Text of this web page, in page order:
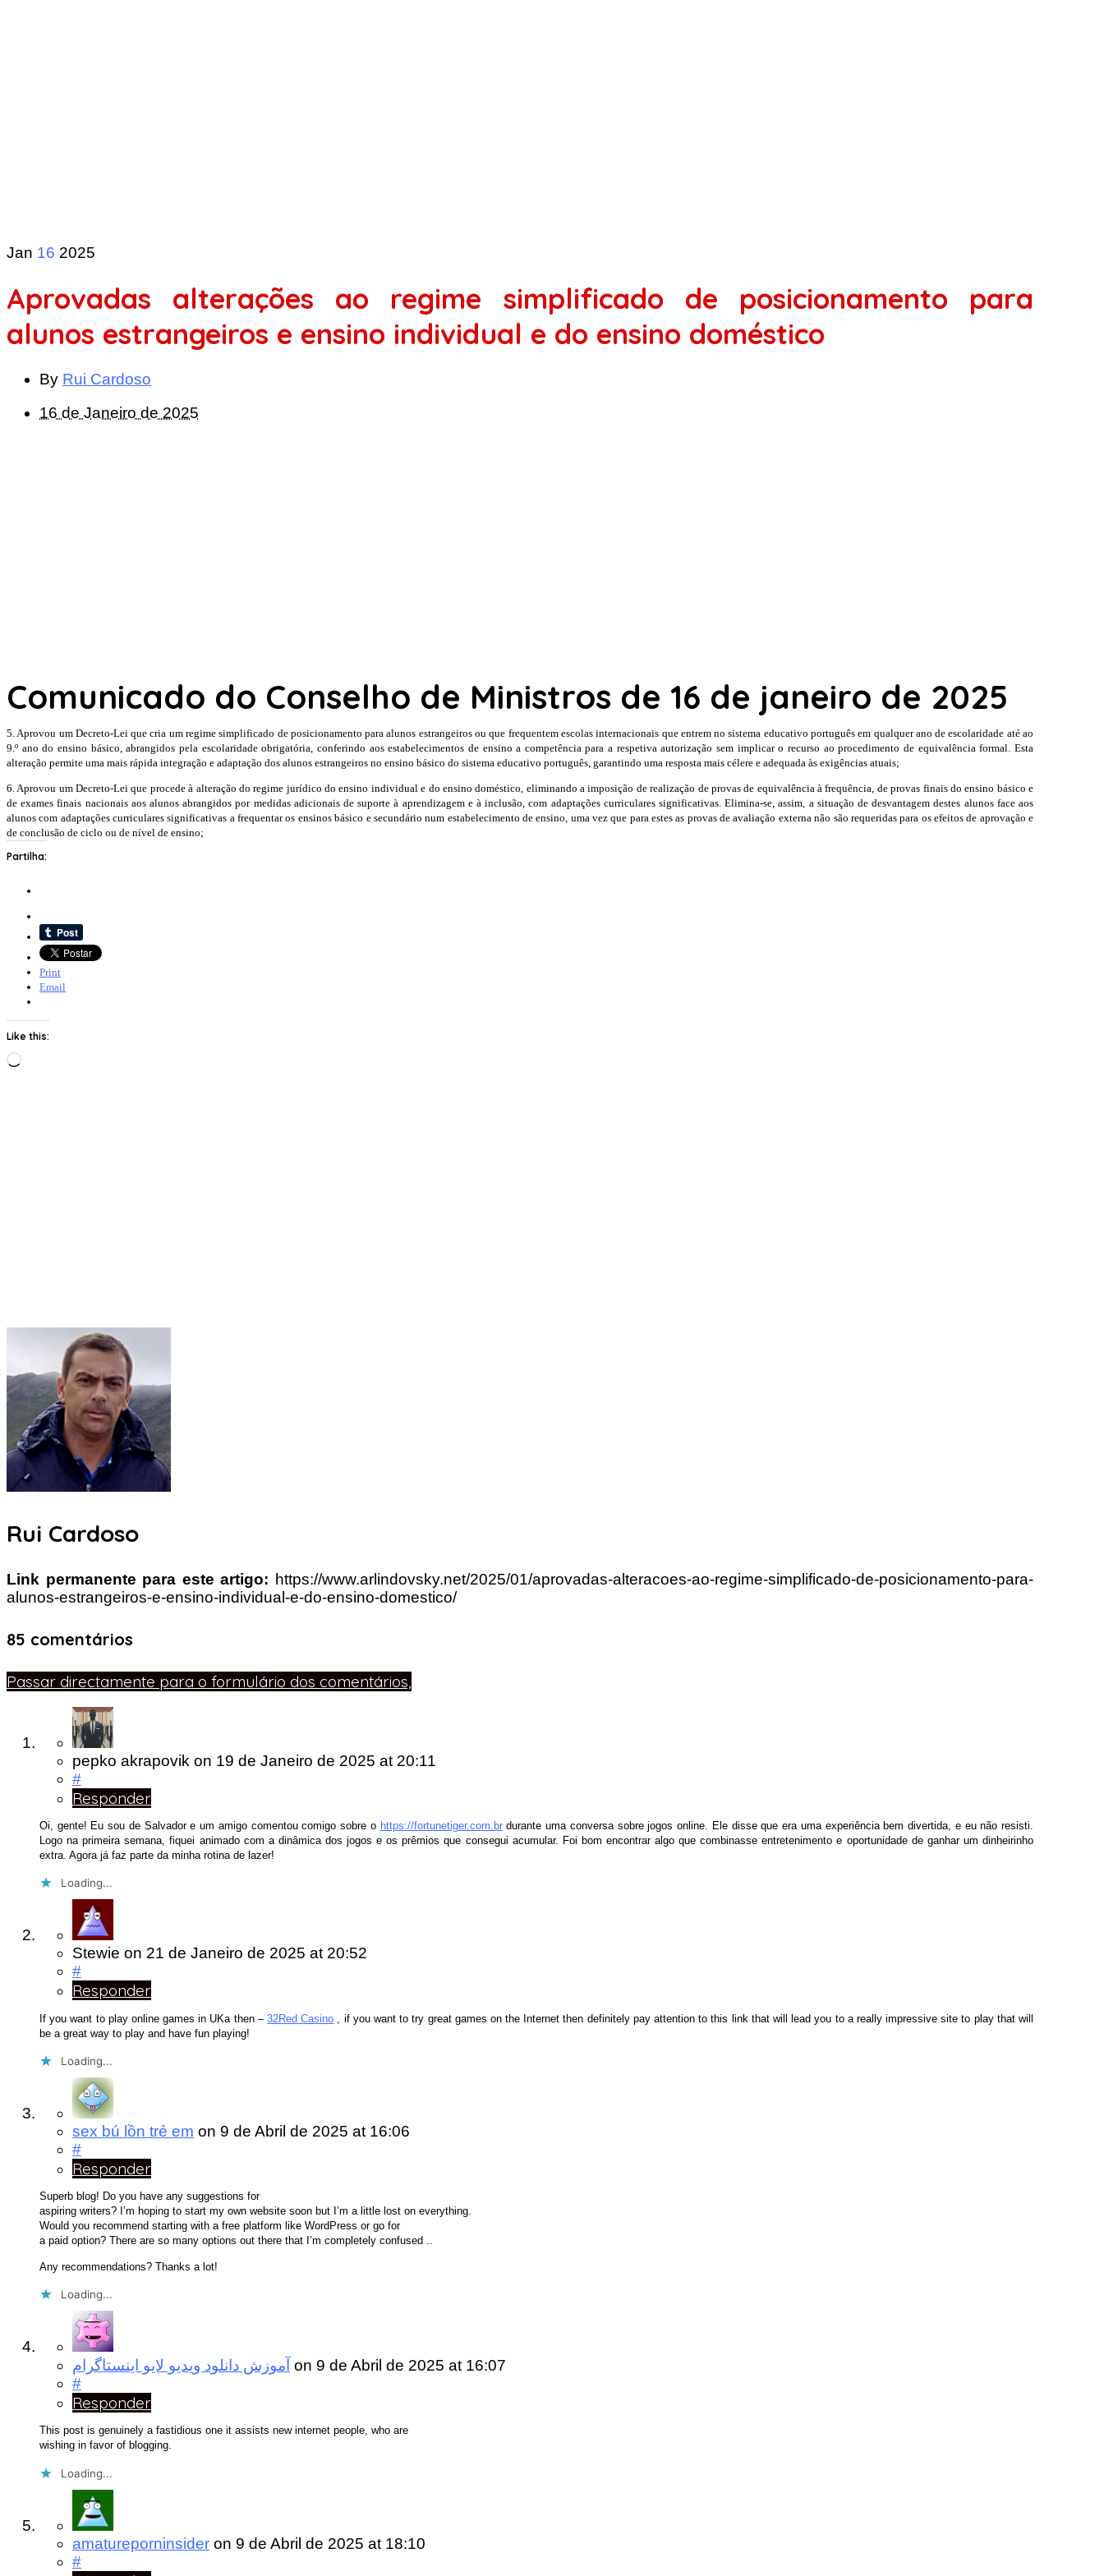
Jan 16 2025
Aprovadas alterações ao regime simplificado de posicionamento para
alunos estrangeiros e ensino individual e do ensino doméstico
By Rui Cardoso
16 de Janeiro de 2025
Comunicado do Conselho de Ministros de 16 de janeiro de 2025
5. Aprovou um Decreto-Lei que cria um regime simplificado de posicionamento para alunos estrangeiros ou que frequentem escolas internacionais que entrem no sistema educativo português em qualquer ano de escolaridade até ao
9.º ano do ensino básico, abrangidos pela escolaridade obrigatória, conferindo aos estabelecimentos de ensino a competência para a respetiva autorização sem implicar o recurso ao procedimento de equivalência formal. Esta
alteração permite uma mais rápida integração e adaptação dos alunos estrangeiros no ensino básico do sistema educativo português, garantindo uma resposta mais célere e adequada às exigências atuais;
6. Aprovou um Decreto-Lei que procede à alteração do regime jurídico do ensino individual e do ensino doméstico, eliminando a imposição de realização de provas de equivalência à frequência, de provas finais do ensino básico e
de exames finais nacionais aos alunos abrangidos por medidas adicionais de suporte à aprendizagem e à inclusão, com adaptações curriculares significativas. Elimina-se, assim, a situação de desvantagem destes alunos face aos
alunos com adaptações curriculares significativas a frequentar os ensinos básico e secundário num estabelecimento de ensino, uma vez que para estes as provas de avaliação externa não são requeridas para os efeitos de aprovação e
de conclusão de ciclo ou de nível de ensino;
Partilha:
Print
Email
Like this:
Loading…
Rui Cardoso
Link permanente para este artigo: https://www.arlindovsky.net/2025/01/aprovadas-alteracoes-ao-regime-simplificado-de-posicionamento-para-
alunos-estrangeiros-e-ensino-individual-e-do-ensino-domestico/
85 comentários
Passar directamente para o formulário dos comentários,
pepko akrapovik on 19 de Janeiro de 2025 at 20:11
#
Responder
Oi, gente! Eu sou de Salvador e um amigo comentou comigo sobre o https://fortunetiger.com.brdurante uma conversa sobre jogos online. Ele disse que era uma experiência bem divertida, e eu não resisti.
Logo na primeira semana, fiquei animado com a dinâmica dos jogos e os prêmios que consegui acumular. Foi bom encontrar algo que combinasse entretenimento e oportunidade de ganhar um dinheirinho
extra. Agora já faz parte da minha rotina de lazer!
Loading...
Stewie on 21 de Janeiro de 2025 at 20:52
#
Responder
If you want to play online games in UKa then –32Red Casino , if you want to try great games on the Internet then definitely pay attention to this link that will lead you to a really impressive site to play that will
be a great way to play and have fun playing!
Loading...
sex bú lồn trẻ em on 9 de Abril de 2025 at 16:06
#
Responder
Superb blog! Do you have any suggestions for
aspiring writers? I’m hoping to start my own website soon but I’m a little lost on everything.
Would you recommend starting with a free platform like WordPress or go for
a paid option? There are so many options out there that I’m completely confused ..
Any recommendations? Thanks a lot!
Loading...
آموزش دانلود ویدیو لایو اینستاگرام on 9 de Abril de 2025 at 16:07
#
Responder
This post is genuinely a fastidious one it assists new internet people, who are
wishing in favor of blogging.
Loading...
amatureporninsider on 9 de Abril de 2025 at 18:10
#